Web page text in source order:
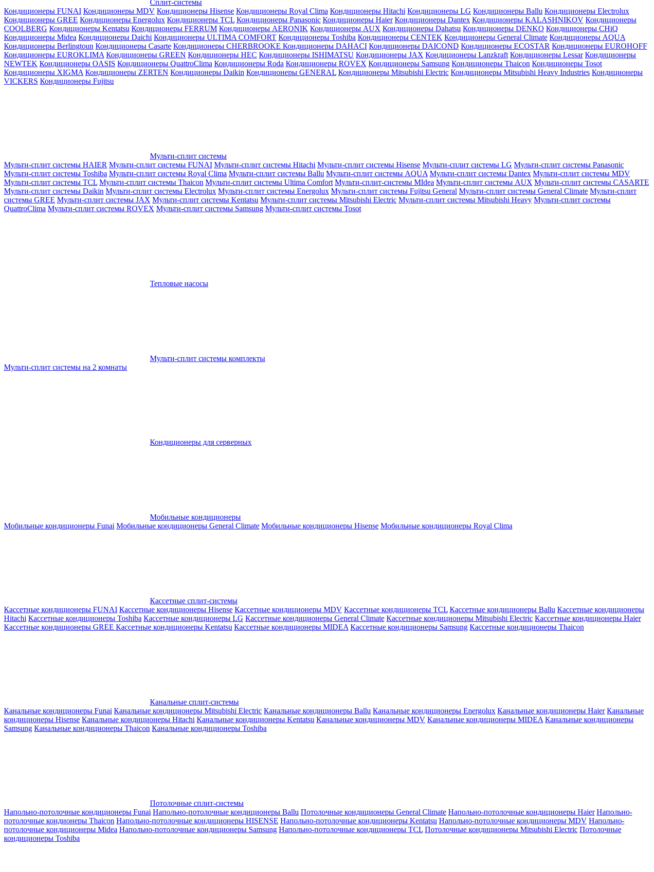
Сплит-системы
Кондиционеры FUNAI Кондиционеры MDV Кондиционеры Hisense Кондиционеры Royal Clima Кондиционеры Hitachi Кондиционеры LG Кондиционеры Ballu Кондиционеры Electrolux
Кондиционеры GREE Кондиционеры Energolux Кондиционеры TCL Кондиционеры Panasonic Кондиционеры Haier Кондиционеры Dantex Кондиционеры KALASHNIKOV Кондиционеры
СOOLBERG Кондиционеры Kentatsu Кондиционеры FERRUM Кондиционеры AERONIK Кондиционеры AUX Кондиционеры Dahatsu Кондиционеры DENKO Кондиционеры CHiQ
Кондиционеры Midea Кондиционеры Daichi Кондиционеры ULTIMA COMFORT Кондиционеры Toshiba Кондиционеры CENTEK Кондиционеры General Climate Кондиционеры AQUA
Кондиционеры Berlingtoun Кондиционеры Casarte Кондиционеры CHERBROOKE Кондиционеры DAHACI Кондиционеры DAICOND Кондиционеры ECOSTAR Кондиционеры EUROHOFF
Кондиционеры EUROKLIMA Кондиционеры GREEN Кондиционеры HEC Кондиционеры ISHIMATSU Кондиционеры JAX Кондиционеры Lanzkraft Кондиционеры Lessar Кондиционеры
NEWTEK Кондиционеры OASIS Кондиционеры QuattroClima Кондиционеры Roda Кондиционеры ROVEX Кондиционеры Samsung Кондиционеры Thaicon Кондиционеры Tosot
Кондиционеры XIGMA Кондиционеры ZERTEN Кондиционеры Daikin Кондиционеры GENERAL Кондиционеры Mitsubishi Electric Кондиционеры Mitsubishi Heavy Industries Кондиционеры
VICKERS Кондиционеры Fujitsu
Мульти-сплит системы
Мульти-сплит системы HAIER Мульти-сплит системы FUNAI Мульти-сплит системы Hitachi Мульти-сплит системы Hisense Мульти-сплит системы LG Мульти-сплит системы Panasonic
Мульти-сплит системы Toshiba Мульти-сплит системы Royal Clima Мульти-сплит системы Ballu Мульти-сплит системы AQUA Мульти-сплит системы Dantex Мульти-сплит системы MDV
Мульти-сплит системы TCL Мульти-сплит системы Thaicon Мульти-сплит системы Ultima Comfort Мульти-сплит-системы MIdea Мульти-сплит системы AUX Мульти-сплит системы CASARTE
Мульти-сплит системы Daikin Мульти-сплит системы Electrolux Мульти-сплит системы Energolux Мульти-сплит системы Fujitsu General Мульти-сплит системы General Climate Мульти-сплит
системы GREE Мульти-сплит системы JAX Мульти-сплит системы Kentatsu Мульти-сплит системы Mitsubishi Electric Мульти-сплит системы Mitsubishi Heavy Мульти-сплит системы
QuattroClima Мульти-сплит системы ROVEX Мульти-сплит системы Samsung Мульти-сплит системы Tosot
Тепловые насосы
Мульти-сплит системы комплекты
Мульти-сплит системы на 2 комнаты
Кондиционеры для серверных
Мобильные кондиционеры
Мобильные кондиционеры Funai Мобильные кондиционеры General Climate Мобильные кондиционеры Hisense Мобильные кондиционеры Royal Clima
Кассетные сплит-системы
Кассетные кондиционеры FUNAI Кассетные кондиционеры Hisense Кассетные кондиционеры MDV Кассетные кондиционеры TCL Кассетные кондиционеры Ballu Кассетные кондиционеры
Hitachi Кассетные кондиционеры Toshiba Кассетные кондиционеры LG Кассетные кондиционеры General Climate Кассетные кондиционеры Mitsubishi Electric Кассетные кондиционеры Haier
Кассетные кондиционеры GREE Кассетные кондиционеры Kentatsu Кассетные кондиционеры MIDEA Кассетные кондиционеры Samsung Кассетные кондиционеры Thaicon
Канальные сплит-системы
Канальные кондиционеры Funai Канальные кондиционеры Mitsubishi Electric Канальные кондиционеры Ballu Канальные кондиционеры Energolux Канальные кондиционеры Haier Канальные
кондиционеры Hisense Канальные кондиционеры Hitachi Канальные кондиционеры Kentatsu Канальные кондиционеры MDV Канальные кондиционеры MIDEA Канальные кондиционеры
Samsung Канальные кондиционеры Thaicon Канальные кондиционеры Toshiba
Потолочные сплит-системы
Напольно-потолочные кондиционеры Funai Напольно-потолочные кондиционеры Ballu Потолочные кондиционеры General Climate Напольно-потолочные кондиционеры Haier Напольно-
потолочные кондионеры Thaicon Напольно-потолочные кондиционеры HISENSE Напольно-потолочные кондиционеры Kentatsu Напольно-потолочные кондиционеры MDV Напольно-
потолочные кондиционеры Midea Напольно-потолочные кондиционеры Samsung Напольно-потолочные кондиционеры TCL Потолочные кондиционеры Mitsubishi Electric Потолочные
кондиционеры Toshiba